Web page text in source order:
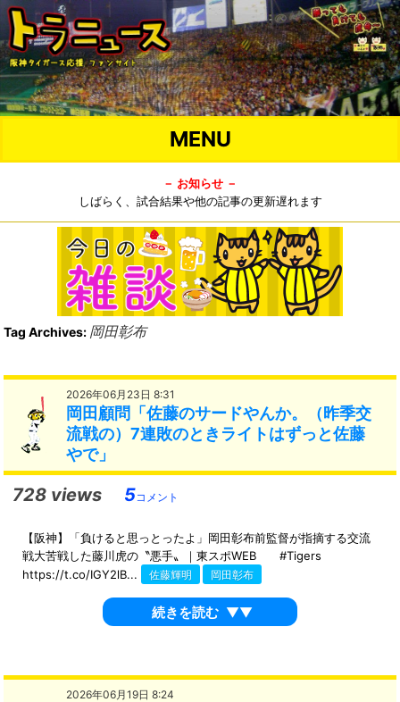
MENU
－ お知らせ －
しばらく、試合結果や他の記事の更新遅れます
Tag Archives: 岡田彰布
2026年06月23日 8:31
岡田顧問「佐藤のサードやんか。（昨季交
流戦の）7連敗のときライトはずっと佐藤
やで」
728 views 5コメント
【阪神】「負けると思っとったよ」岡田彰布前監督が指摘する交流
戦大苦戦した藤川虎の〝悪手〟｜東スポWEB #Tigers
https://t.co/IGY2lB...
佐藤輝明 岡田彰布
続きを読む ▼▼
2026年06月19日 8:24